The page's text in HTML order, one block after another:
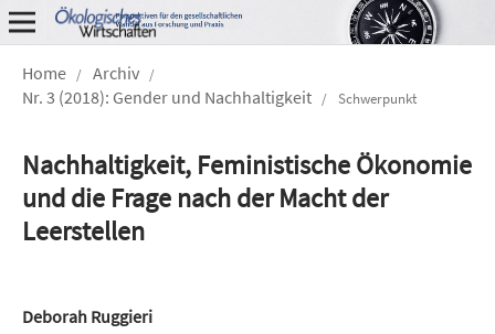
Home / Archiv /
Nr. 3 (2018): Gender und Nachhaltigkeit / Schwerpunkt
Nachhaltigkeit, Feministische Ökonomie
und die Frage nach der Macht der
Leerstellen
Deborah Ruggieri